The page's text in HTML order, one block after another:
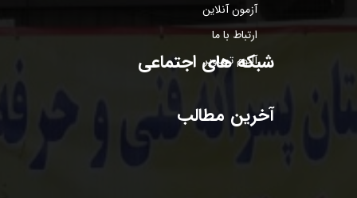
آزمون آنلاین
ارتباط با ما
آلبوم تصاویر
آخرین مطالب
شبکه های اجتماعی